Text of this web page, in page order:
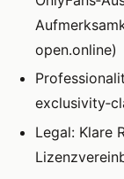
open.online)
Legal: Klare